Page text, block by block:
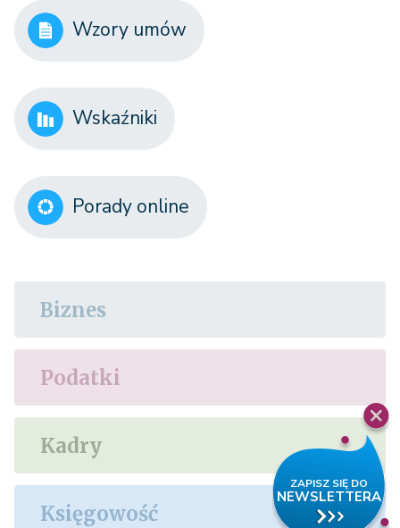
Wzory umów
Wskaźniki
Porady online
Biznes
Podatki
Kadry
Księgowość